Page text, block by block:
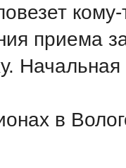
приема
в